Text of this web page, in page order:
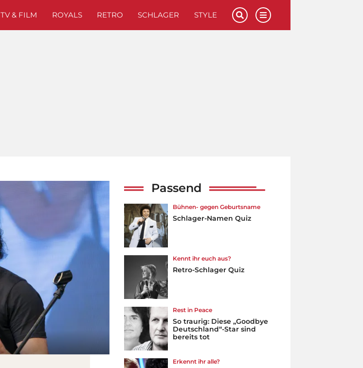
TV & FILM ROYALS RETRO SCHLAGER STYLE
Passend
Bühnen- gegen Geburtsname
Schlager-Namen Quiz
Kennt ihr euch aus?
Retro-Schlager Quiz
Rest in Peace
So traurig: Diese „Goodbye
Deutschland“-Star sind
bereits tot
Erkennt ihr alle?